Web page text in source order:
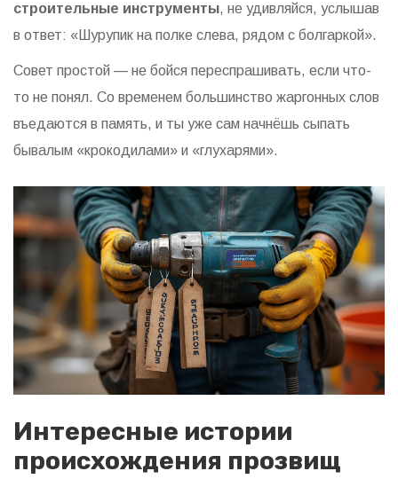
строительные инструменты, не удивляйся, услышав
в ответ: «Шурупик на полке слева, рядом с болгаркой».
Совет простой — не бойся переспрашивать, если что-
то не понял. Со временем большинство жаргонных слов
въедаются в память, и ты уже сам начнёшь сыпать
бывалым «крокодилами» и «глухарями».
Интересные истории
происхождения прозвищ